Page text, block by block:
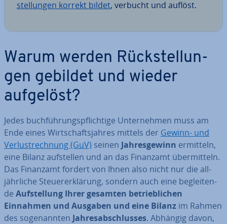
stel­lun­gen korrekt bildet, verbucht und auflöst.
Warum werden Rück­stel­lun­
gen gebildet und wieder
aufgelöst?
Jedes buch­füh­rungs­pflich­ti­ge Un­ter­neh­men muss am
Ende eines Wirt­schafts­jah­res mittels der Gewinn- und
Ver­lust­rech­nung (GuV) seinen Jah­res­ge­winn ermitteln,
eine Bilanz auf­stel­len und an das Finanzamt über­mit­teln.
Das Finanzamt fordert von Ihnen also nicht nur die all­
jähr­li­che Steu­er­erklä­rung, sondern auch eine be­glei­ten­
de Auf­stel­lung Ihrer gesamten be­trieb­li­chen
Einnahmen und Ausgaben und eine Bilanz im Rahmen
des so­ge­nann­ten Jah­res­ab­schlus­ses. Abhängig davon,